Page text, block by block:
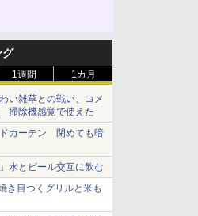
グ
1週間 1カ月
い雑草との戦い、コメ
掃除機感覚で使えた
カーテン 閉めても暗
水とビール交互に飲む
き目つくグリルと米も